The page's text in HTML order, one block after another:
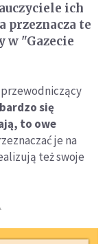
ich
przeznacza te
w "Gazecie
przewodniczący
się
to owe
je na
też swoje